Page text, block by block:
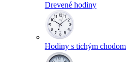
Drevené hodiny
Hodiny s tichým chodom